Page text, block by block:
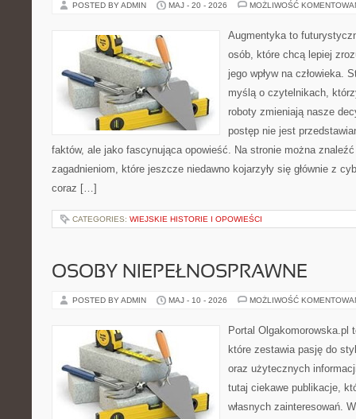
POSTED BY ADMIN MAJ - 20 - 2026 MOŻLIWOŚĆ
Augmentyka to
osób, które chcą lepiej
jego wpływ na człowieka.
myślą o czytelnikach,
roboty zmieniają nasze
postęp nie jest
faktów, ale jako fascynująca opowieść. Na stronie można znaleźć
zagadnieniom, które jeszcze niedawno kojarzyły się głównie z
coraz […]
CATEGORIES: WIEJSKIE HISTORIE I OPOWIEŚCI
OSOBY NIEPEŁNOSPRAWNE
POSTED BY ADMIN MAJ - 10 - 2026 MOŻLIWOŚĆ
Portal Olgakomorowska.pl
które zestawia pasję do
oraz użytecznych
tutaj ciekawe publikacje,
własnych zainteresowań.